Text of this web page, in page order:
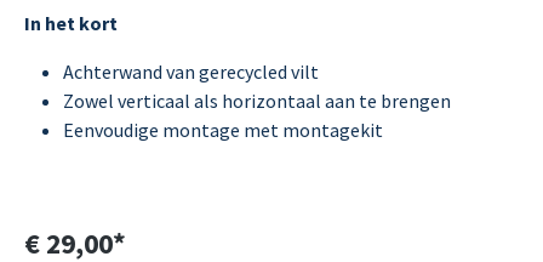
In het kort
Achterwand van gerecycled vilt
Zowel verticaal als horizontaal aan te brengen
Eenvoudige montage met montagekit
€ 29,00*